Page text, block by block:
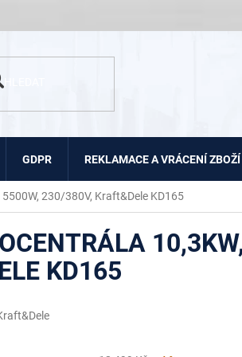
GDPR REKLAMACE A VRÁCENÍ ZBOŽÍ
230/380V, Kraft&Dele KD165
KD165